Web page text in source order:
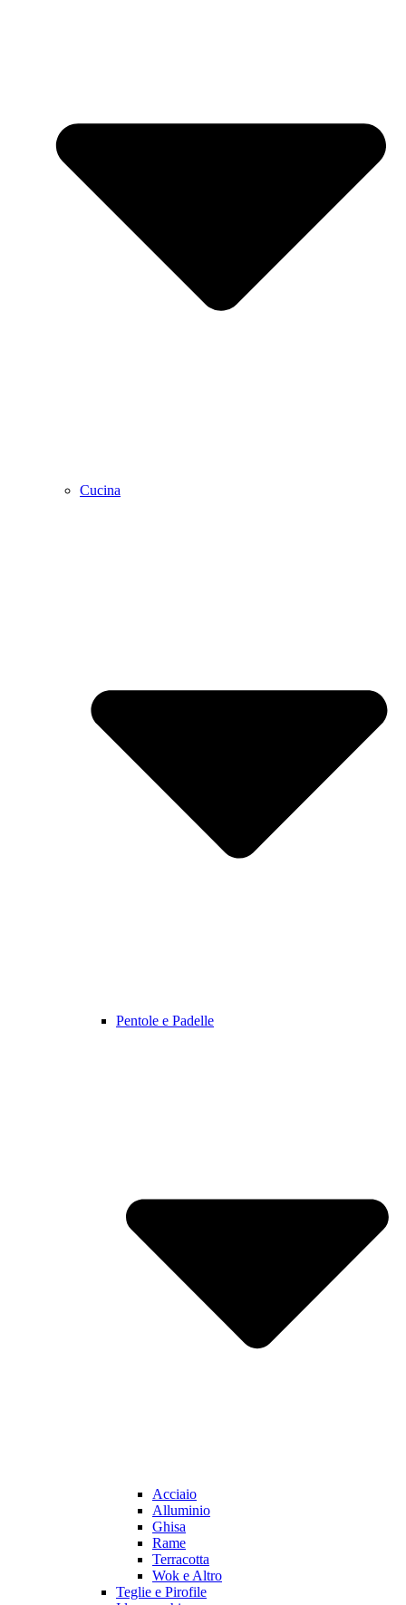
Cucina
Pentole e Padelle
Acciaio
Alluminio
Ghisa
Rame
Terracotta
Wok e Altro
Teglie e Pirofile